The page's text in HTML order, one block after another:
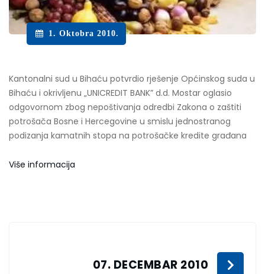
1. Oktobra 2010.
Kantonalni sud u Bihaću potvrdio rješenje Općinskog suda u
Bihaću i okrivljenu „UNICREDIT BANK” d.d. Mostar oglasio
odgovornom zbog nepoštivanja odredbi Zakona o zaštiti
potrošača Bosne i Hercegovine u smislu jednostranog
podizanja kamatnih stopa na potrošačke kredite građana
Više informacija
07. DECEMBAR 2010